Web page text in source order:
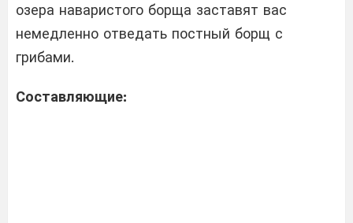
озера наваристого борща заставят вас
немедленно отведать постный борщ с
грибами.
Составляющие: